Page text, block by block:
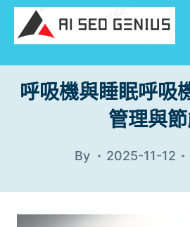
Skip
content
呼吸機與睡眠呼吸
管理與
By 2025-11-12